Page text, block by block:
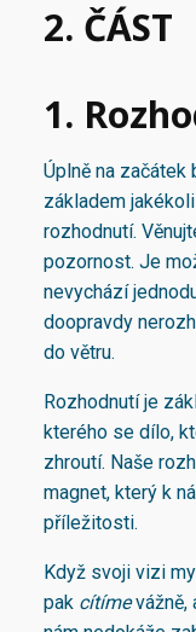
2. ČÁST
1.
Úplně na začátek
základem
rozhodnutí.
pozornost. Je
nevychází
doopravdy
do větru.
Rozhodnutí je
kterého se dílo,
zhroutí. Naše
magnet, který k
příležitosti.
Když svoji vizi
pak cítímevážně,